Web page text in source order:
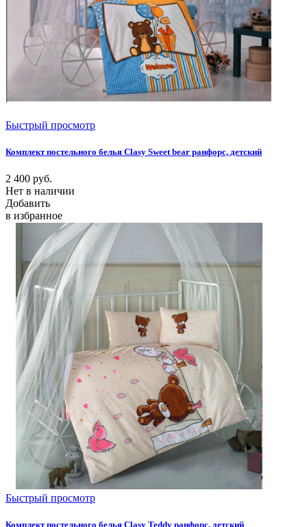
Быстрый просмотр
Комплект постельного белья Clasy Sweet bear ранфорс, детский
2 400 руб.
Нет в наличии
Добавить
в избранное
Быстрый просмотр
Комплект постельного белья Clasy Teddy ранфорс, детский